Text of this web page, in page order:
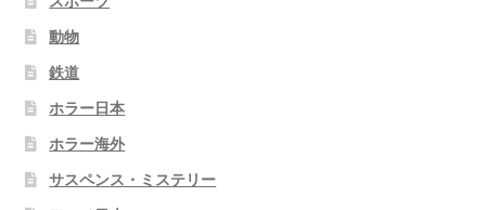
動物
鉄道
ホラー日本
ホラー海外
サスペンス・ミステリー